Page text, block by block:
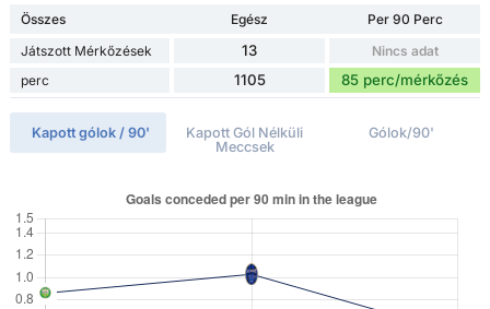
Összes Egész
Per 90 Perc
Játszott Mérkőzések
13
Nincs adat
perc
1105 85 perc/mérkőzés
Kapott gólok / 90'
Kapott Gól Nélküli
Meccsek
Gólok/90'